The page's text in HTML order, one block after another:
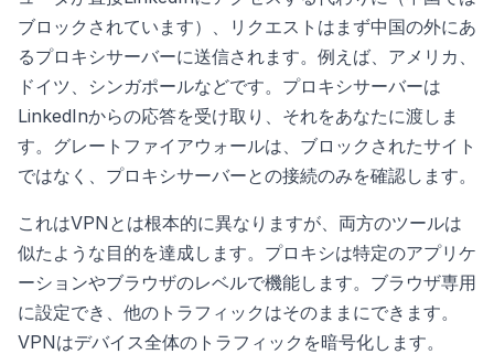
ブロックされています）、リクエストはまず中国の外にあ
るプロキシサーバーに送信されます。例えば、アメリカ、
ドイツ、シンガポールなどです。プロキシサーバーは
LinkedInからの応答を受け取り、それをあなたに渡しま
す。グレートファイアウォールは、ブロックされたサイト
ではなく、プロキシサーバーとの接続のみを確認します。
これはVPNとは根本的に異なりますが、両方のツールは
似たような目的を達成します。プロキシは特定のアプリケ
ーションやブラウザのレベルで機能します。ブラウザ専用
に設定でき、他のトラフィックはそのままにできます。
VPNはデバイス全体のトラフィックを暗号化します。